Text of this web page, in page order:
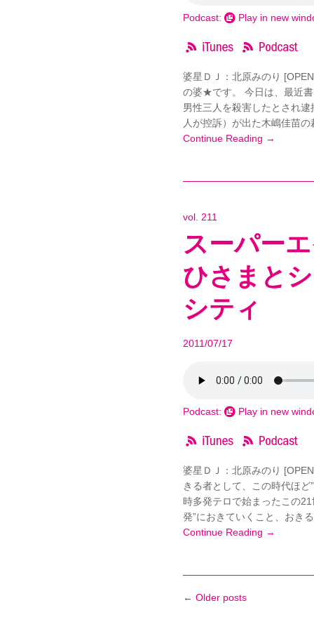
Podcast: Play in new
婆星ＤＪ：北原みのり
の婆★です。 今日は、最近
男性三人を殺害したとされ
人が控訴）が出た木嶋佳苗
Continue Reading →
vol. 211
スーパー
ひさまと
シティ
2011/07/17
Podcast: Play in new
婆星ＤＪ：北原みのり
きる者として、この時代ほ
時多発テロで始まったこの
発”におきていくこと、おき
Continue Reading →
← Older posts